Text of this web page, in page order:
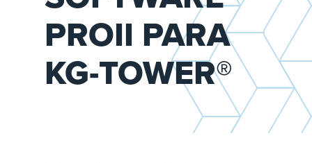
PROII PARA
KG-TOWER®